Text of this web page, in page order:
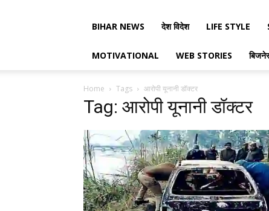
BIHAR NEWS देश विदेश LIFE STYLE
MOTIVATIONAL WEB STORIES
Home Tags आरोपी यूनानी डॉक्टर
Tag: आरोपी यूनानी डॉक्टर